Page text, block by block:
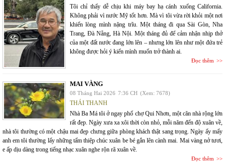
Tôi chỉ thấy dễ chịu khi máy bay hạ cánh xuống California.
Không phải vì nước Mỹ tốt hơn. Mà vì tôi vừa rời khỏi một nơi
khiến lòng mình nặng trĩu. Một tháng đi qua Sài Gòn, Nha
Trang, Đà Nẵng, Hà Nội. Một tháng đủ để cảm nhận nhịp thở
của một đất nước đang lớn lên – nhưng lớn lên như một đứa trẻ
không được hỏi ý kiến mình muốn trở thành ai.
Đọc thêm
MAI VÀNG
08 Tháng Hai 2026 7:36 CH (Xem: 7678)
THÁI THANH
Nhà Ba Má tôi ở ngay phố chợ Qui Nhơn, một căn nhà rộng lớn
rất đẹp. Ngày xưa xa xôi thời còn nhỏ, mỗi năm đến độ xuân về,
nhà tôi thường có một chậu mai đẹp chưng giữa phòng khách thật sang trọng. Ngày ấy mấy
anh em tôi thường lấy những tấm thiệp chúc xuân be bé gắn lên cành mai. Mai vàng nở tươi,
e ấp dịu dàng trong tiếng nhạc xuân nghe rộn rã xuân về.
Đọc thêm